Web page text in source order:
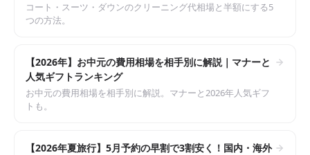
コート・スーツ・ダウンのクリーニング代相場と半額にする5
つの方法。
【2026年】お中元の費用相場を相手別に解説｜マナーと
人気ギフトランキング
お中元の費用相場を相手別に解説。マナーと2026年人気ギフ
トも。
【2026年夏旅行】5月予約の早割で3割安く！国内・海外